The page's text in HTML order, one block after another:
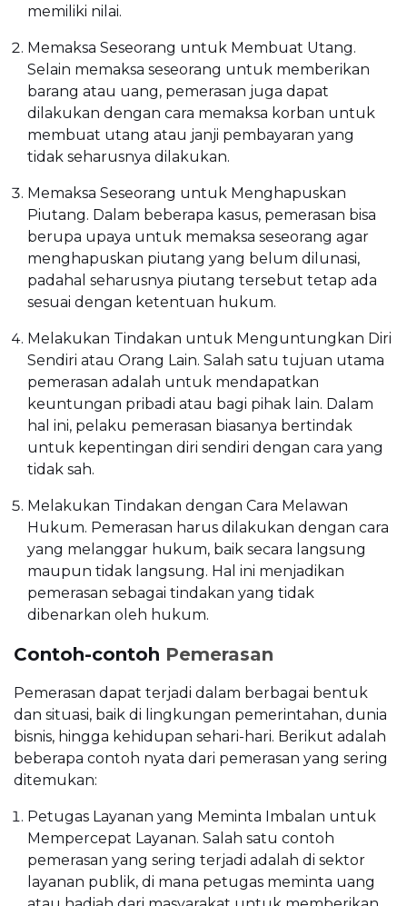
memiliki nilai.
Memaksa Seseorang untuk Membuat Utang.
Selain memaksa seseorang untuk memberikan
barang atau uang, pemerasan juga dapat
dilakukan dengan cara memaksa korban untuk
membuat utang atau janji pembayaran yang
tidak seharusnya dilakukan.
Memaksa Seseorang untuk Menghapuskan
Piutang. Dalam beberapa kasus, pemerasan bisa
berupa upaya untuk memaksa seseorang agar
menghapuskan piutang yang belum dilunasi,
padahal seharusnya piutang tersebut tetap ada
sesuai dengan ketentuan hukum.
Melakukan Tindakan untuk Menguntungkan Diri
Sendiri atau Orang Lain. Salah satu tujuan utama
pemerasan adalah untuk mendapatkan
keuntungan pribadi atau bagi pihak lain. Dalam
hal ini, pelaku pemerasan biasanya bertindak
untuk kepentingan diri sendiri dengan cara yang
tidak sah.
Melakukan Tindakan dengan Cara Melawan
Hukum. Pemerasan harus dilakukan dengan cara
yang melanggar hukum, baik secara langsung
maupun tidak langsung. Hal ini menjadikan
pemerasan sebagai tindakan yang tidak
dibenarkan oleh hukum.
Contoh-contoh Pemerasan
Pemerasan dapat terjadi dalam berbagai bentuk
dan situasi, baik di lingkungan pemerintahan, dunia
bisnis, hingga kehidupan sehari-hari. Berikut adalah
beberapa contoh nyata dari pemerasan yang sering
ditemukan:
Petugas Layanan yang Meminta Imbalan untuk
Mempercepat Layanan. Salah satu contoh
pemerasan yang sering terjadi adalah di sektor
layanan publik, di mana petugas meminta uang